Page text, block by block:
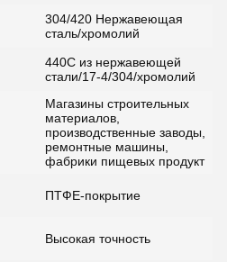
304/420 Нержавеющая
сталь/хромолий
440C из нержавеющей
стали/17-4/304/хромолий
Магазины строительных
материалов,
производственные заводы,
ремонтные машины,
фабрики пищевых продукт
ПТФЕ-покрытие
Высокая точность